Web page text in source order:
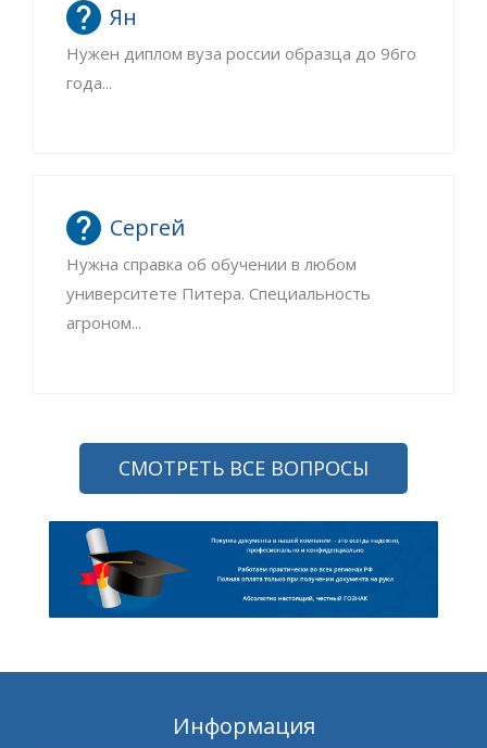
Ян
Нужен диплом вуза россии образца до 96го
года...
Сергей
Нужна справка об обучении в любом
университете Питера. Специальность
агроном...
СМОТРЕТЬ ВСЕ ВОПРОСЫ
Информация